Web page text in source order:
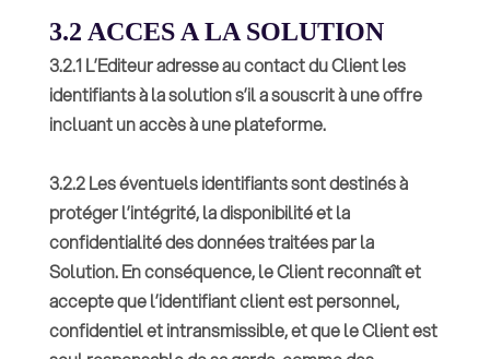
3.2 ACCES A LA SOLUTION
3.2.1 L’Editeur adresse au contact du Client les
identifiants à la solution s’il a souscrit à une offre
incluant un accès à une plateforme.
3.2.2 Les éventuels identifiants sont destinés à
protéger l’intégrité, la disponibilité et la
confidentialité des données traitées par la
Solution. En conséquence, le Client reconnaît et
accepte que l’identifiant client est personnel,
confidentiel et intransmissible, et que le Client est